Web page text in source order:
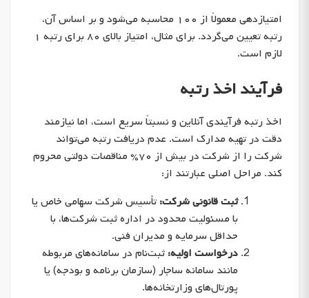
امتیازدهی معمولاً از ۱۰۰ محاسبه می‌شود و بر اساس آن،
رتبه تعیین می‌گردد. برای مثال، امتیاز بالای ۸۰ برای رتبه ۱
لازم است.
فرآیند اخذ رتبه
اخذ رتبه فرآیندی آنلاین و نسبتاً سریع است، اما نیازمند
دقت در تهیه مدارک است. عدم دریافت رتبه می‌تواند
شرکت را از شرکت در بیش از ۷۰% مناقصات دولتی محروم
کند. مراحل اصلی عبارتند از:
ثبت قانونی شرکت: تأسیس شرکت سهامی خاص یا
با مسئولیت محدود در اداره ثبت شرکت‌ها، با
حداقل سرمایه و مدیران فنی.
درخواست اولیه: ثبت‌نام در سامانه‌های مربوطه
مانند سامانه ساجار (سازمان برنامه و بودجه) یا
پورتال‌های وزارتخانه‌ها.